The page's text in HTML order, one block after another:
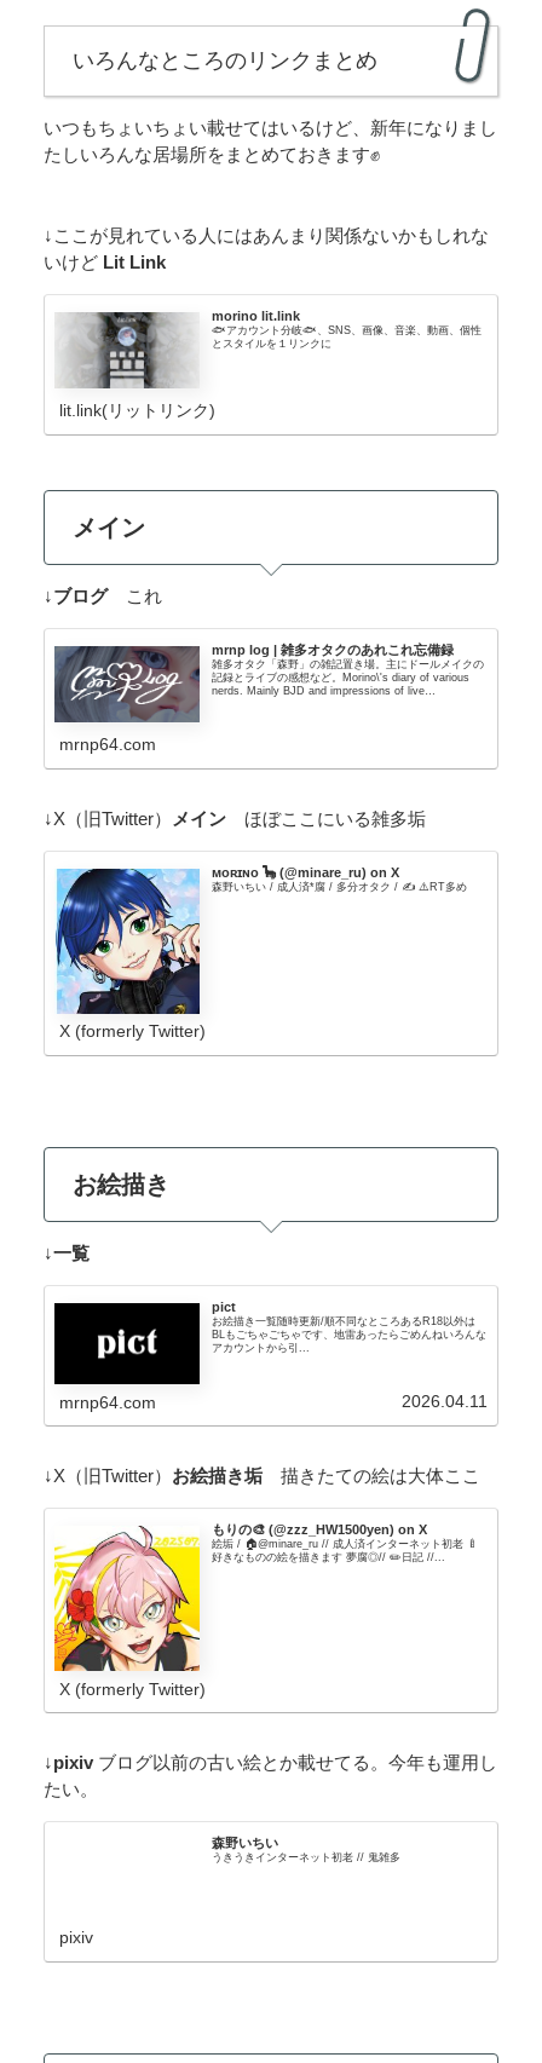
いろんなところのリンクまとめ
いつもちょいちょい載せてはいるけど、新年になりまし
たしいろんな居場所をまとめておきます✊
↓ここが見れている人にはあんまり関係ないかもしれな
いけど Lit Link
morino lit.link
🐟アカウント分岐🐟、SNS、画像、音楽、動画、個性
とスタイルを１リンクに
lit.link(リットリンク)
メイン
↓ブログこれ
mrnp log | 雑多オタクのあれこれ忘備録
雑多オタク「森野」の雑記置き場。主にドールメイクの
記録とライブの感想など。Morino\'s diary of various
nerds. Mainly BJD and impressions of live
mrnp64.com
↓X（旧Twitter） メイン ほぼここにいる雑多垢
ᴍᴏʀɪɴᴏ 🦕 (@minare_ru) on X
森野いちい / 成人済*腐 / 多分オタク / ✍️ ⚠️RT多め
X (formerly Twitter)
お絵描き
↓一覧
pict
お絵描き一覧随時更新/順不同なところあるR18以外は
BLもごちゃごちゃです、地雷あったらごめんねいろんな
アカウントから引...
mrnp64.com 2026.04.11
↓X（旧Twitter） お絵描き垢 描きたての絵は大体ここ
もりの🎨 (@zzz_HW1500yen) on X
絵垢 / 🏠@minare_ru // 成人済インターネット初老 🍼
好きなものの絵を描きます 夢腐◎// ✏️日記 //...
X (formerly Twitter)
↓pixiv ブログ以前の古い絵とか載せてる。今年も運用し
たい。
森野いちい
うきうきインターネット初老 // 鬼雑多
pixiv